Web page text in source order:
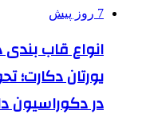
7 روز پیش
انواع قاب
یورتان
در دکوراسیون